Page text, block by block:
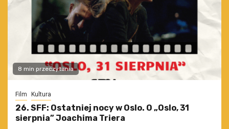
8 min przeczytania
Film Kultura
26. SFF: Ostatniej nocy w Oslo. O „Oslo, 31
sierpnia” Joachima Triera